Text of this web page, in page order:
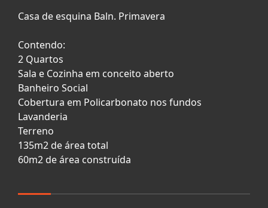
Casa de esquina Baln. Primavera
Contendo:
2 Quartos
Sala e Cozinha em conceito aberto
Banheiro Social
Cobertura em Policarbonato nos fundos
Lavanderia
Terreno
135m2 de área total
60m2 de área construída